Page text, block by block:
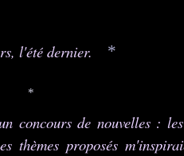
l'été dernier.
concours de nouvelles : les
thèmes proposés